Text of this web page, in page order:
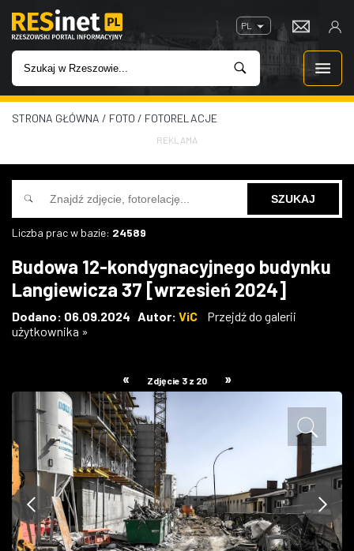
PL
WIADOMOŚCI
INWESTYCJE
IMPREZY
W KINACH
GASTRONOMIA
W RZESZOWIE
STRONA GŁÓWNA / FOTO / FOTORELACJE
REKLAMA
Liczba prac w bazie: 24589
Budowa 12-kondygnacyjnego budynku
Langiewicza 37 [wrzesień 2024]
Dodano: 06.09.2024 Autor: ViC
Przejdź do galerii
użytkownika »
« Zdjęcie 3 z 20 »